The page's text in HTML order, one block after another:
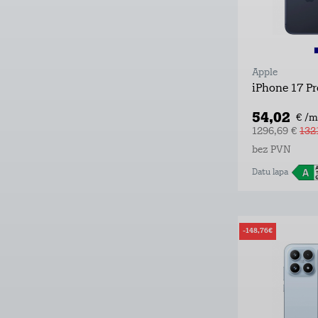
Apple
iPhone 17
54,02 € /
1296,69 €
bez PVN
Datu lapa
-148,76€